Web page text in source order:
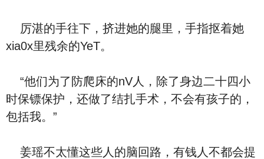
厉湛的手往下，挤进她的腿里，手指抠着她
xia0x里残余的YeT。
“他们为了防爬床的nV人，除了身边二十四小
时保镖保护，还做了结扎手术，不会有孩子的，
包括我。”
姜瑶不太懂这些人的脑回路，有钱人不都会提